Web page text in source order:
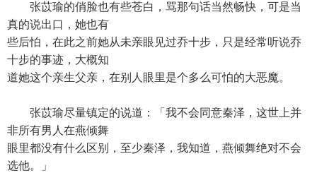
张苡瑜的俏脸也有些苍白，骂那句话当然畅快，可是当
真的说出口，她也有
些后怕，在此之前她从未亲眼见过乔十步，只是经常听说乔
十步的事迹，大概知
道她这个亲生父亲，在别人眼里是个多么可怕的大恶魔。
张苡瑜尽量镇定的说道：「我不会同意秦泽，这世上并
非所有男人在燕倾舞
眼里都没有什么区别，至少秦泽，我知道，燕倾舞绝对不会
选他。」